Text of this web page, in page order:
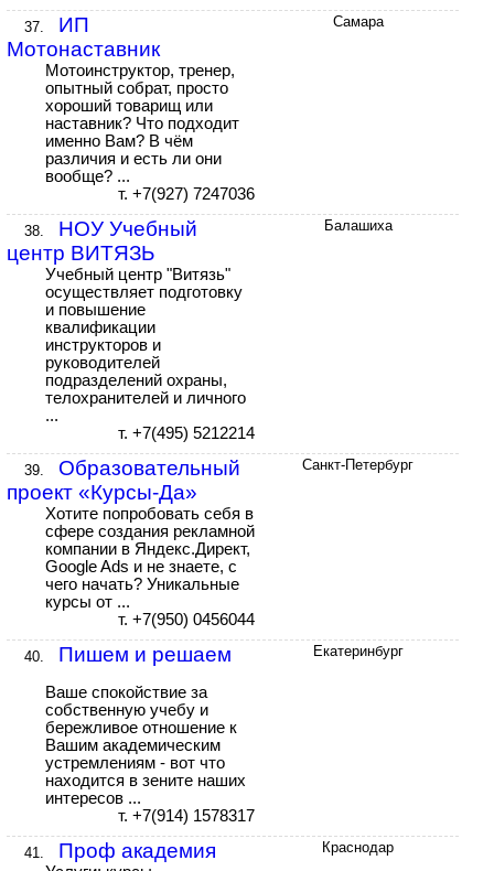
37.
ИП
Мотонаставник
Мотоинструктор, тренер,
опытный собрат, просто
хороший товарищ или
наставник? Что подходит
именно Вам? В чём
различия и есть ли они
вообще? ...
т. +7(927) 7247036
Самара
38.
НОУ Учебный
центр ВИТЯЗЬ
Учебный центр "Витязь"
осуществляет подготовку
и повышение
квалификации
инструкторов и
руководителей
подразделений охраны,
телохранителей и личного
...
т. +7(495) 5212214
Балашиха
39.
Образовательный
проект «Курсы-Да»
Хотите попробовать себя в
сфере создания рекламной
компании в Яндекс.Директ,
Google Ads и не знаете, с
чего начать? Уникальные
курсы от ...
т. +7(950) 0456044
Санкт-Петербург
40. Пишем и решаем
Ваше спокойствие за
собственную учебу и
бережливое отношение к
Вашим академическим
устремлениям - вот что
находится в зените наших
интересов ...
т. +7(914) 1578317
Екатеринбург
41. Проф академия Краснодар